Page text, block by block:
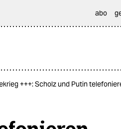
abo
+++: Scholz und Putin